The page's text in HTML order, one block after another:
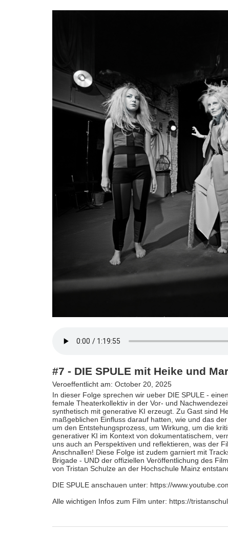
#7 - DIE SPULE mit Heike und
Veroeffentlicht am: October 20, 2025
In dieser Folge sprechen wir ueber DIE SPULE -
female Theaterkollektiv in der Vor- und
synthetisch mit generative KI erzeugt. Zu Gast sind
maßgeblichen Einfluss darauf hatten, wie und das
um den Entstehungsprozess, um Wirkung, um die
generativer KI im Kontext von dokumentatischem,
uns auch an Perspektiven und reflektieren, was der
Anschnallen! Diese Folge ist zudem garniert mit
Brigade - UND der offiziellen Veröffentlichung des
von Tristan Schulze an der Hochschule Mainz
DIE SPULE anschauen unter: https://
Alle wichtigen Infos zum Film unter: https://